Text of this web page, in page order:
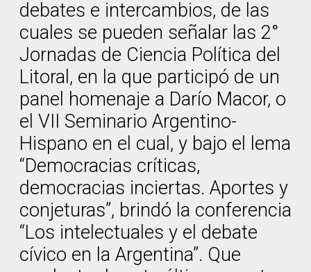
debates e intercambios, de las
cuales se pueden señalar las 2°
Jornadas de Ciencia Política del
Litoral, en la que participó de un
panel homenaje a Darío Macor, o
el VII Seminario Argentino-
Hispano en el cual, y bajo el lema
“Democracias críticas,
democracias inciertas. Aportes y
conjeturas”, brindó la conferencia
“Los intelectuales y el debate
cívico en la Argentina”. Que